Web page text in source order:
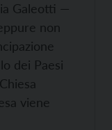
Galeotti —
non
dei Paesi
viene